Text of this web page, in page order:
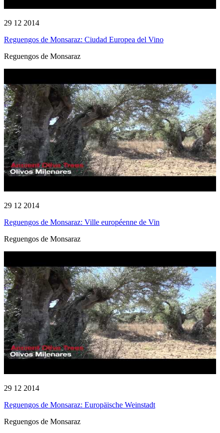
29 12 2014
Reguengos de Monsaraz: Ciudad Europea del Vino
Reguengos de Monsaraz
29 12 2014
Reguengos de Monsaraz: Ville européenne de Vin
Reguengos de Monsaraz
29 12 2014
Reguengos de Monsaraz: Europäische Weinstadt
Reguengos de Monsaraz